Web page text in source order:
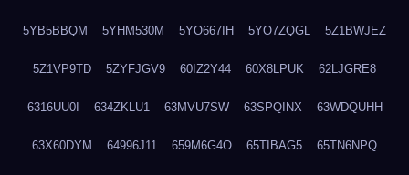
5YB5BBQM 5YHM530M 5YO667IH 5YO7ZQGL 5Z1BWJEZ
5Z1VP9TD 5ZYFJGV9 60IZ2Y44 60X8LPUK 62LJGRE8
6316UU0I 634ZKLU1 63MVU7SW 63SPQINX 63WDQUHH
63X60DYM 64996J11 659M6G4O 65TIBAG5 65TN6NPQ